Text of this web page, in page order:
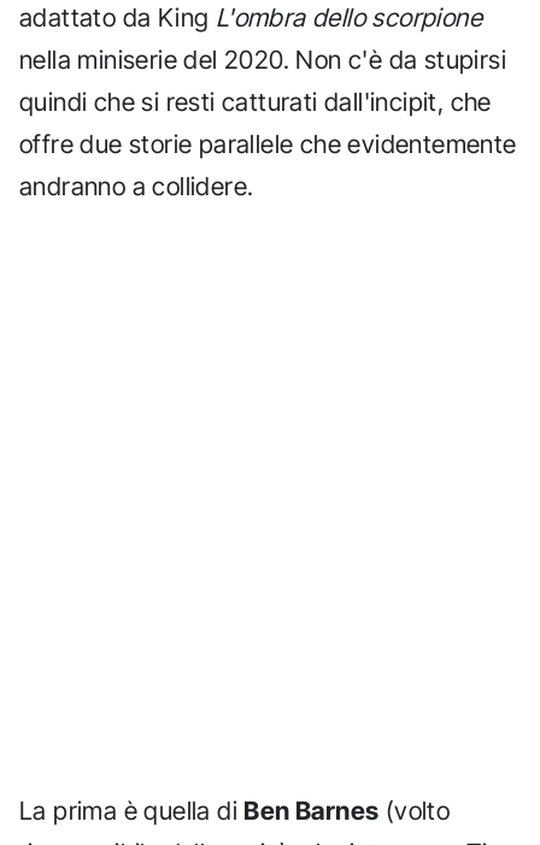
adattato da King L'ombra dello scorpione
nella miniserie del 2020. Non c'è da stupirsi
quindi che si resti catturati dall'incipit, che
offre due storie parallele che evidentemente
andranno a collidere.
La prima è quella di Ben Barnes (volto